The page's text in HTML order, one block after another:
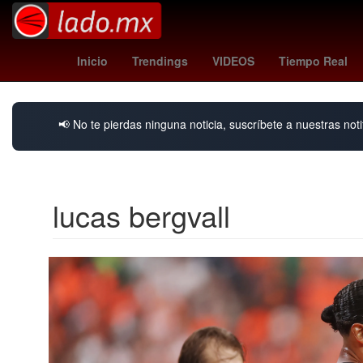
Inicio Trendings VIDEOS Tiempo Real
Valencia Voleibol fulham - newcastle
📢 No te pierdas ninguna noticia, suscríbete a nuestras
lucas bergvall